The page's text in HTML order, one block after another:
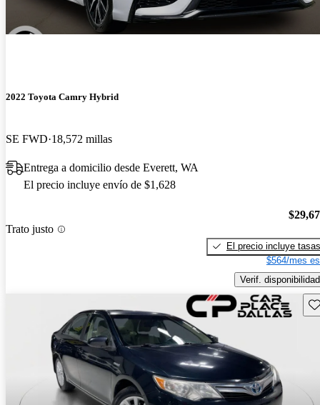
2022 Toyota Camry Hybrid
SE FWD 18,572 millas
Entrega a domicilio desde Everett, WA
El precio incluye envío de $1,628
Trato justo
El precio incluye tasas
$564/mes
Verif. disponibilidad